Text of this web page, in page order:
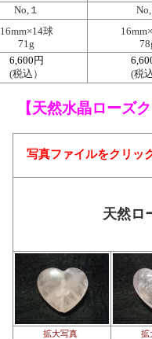
No,１
16mm×14球
71g
6,600円
(税込）
(税
【天然水晶ローズ
写真ファイルをクリッ
天然ロ
拡大写真 拡